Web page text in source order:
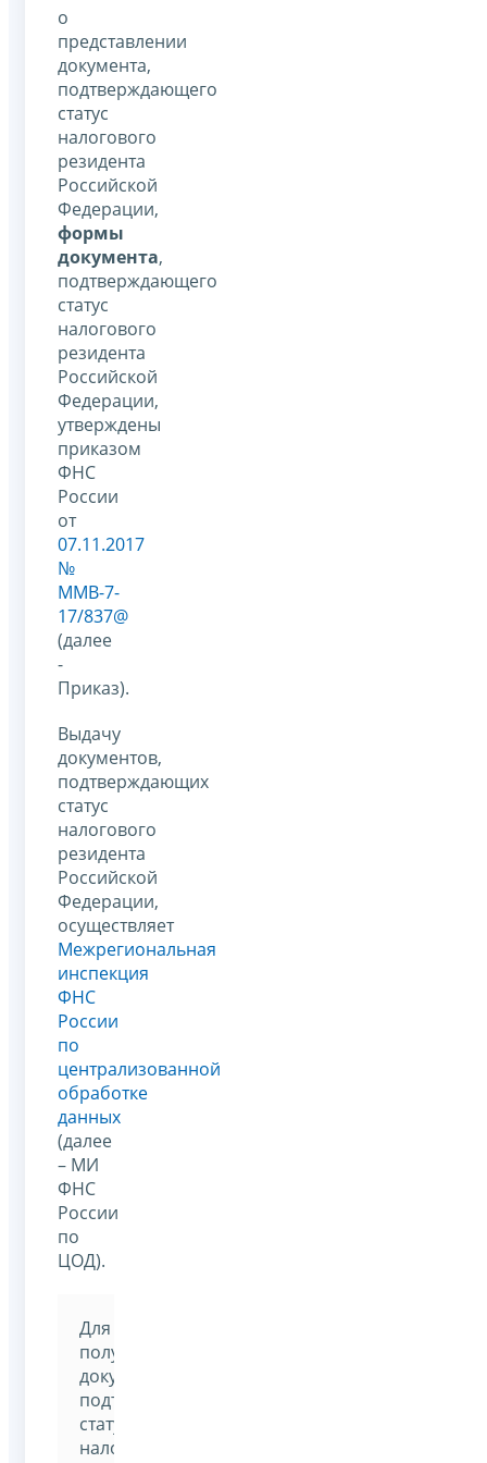
о
представлении
документа,
подтверждающего
статус
налогового
резидента
Российской
Федерации,
формы
документа,
подтверждающего
статус
налогового
резидента
Российской
Федерации,
утверждены
приказом
ФНС
России
от
07.11.2017
№
ММВ-7-
17/837@
(далее
-
Приказ).
Выдачу
документов,
подтверждающих
статус
налогового
резидента
Российской
Федерации,
осуществляет
Межрегиональная
инспекция
ФНС
России
по
централизованной
обработке
данных
(далее
– МИ
ФНС
России
по
ЦОД).
Для
получения
документа,
подтверждающего
статус
налогового